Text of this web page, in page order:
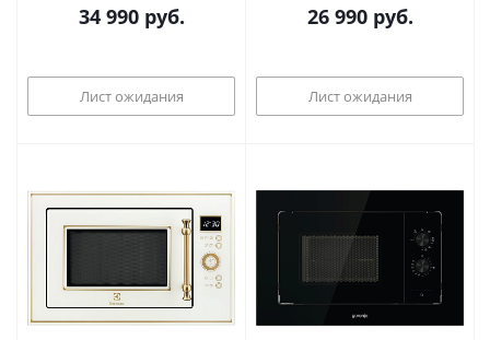
34 990руб.
Лист ожидания
26 990руб.
Лист ожидания